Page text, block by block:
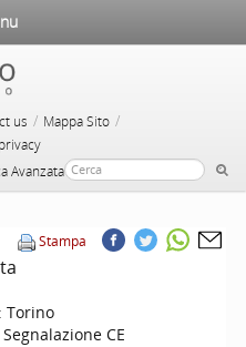
us / Mappa Sito /
Avanzata
Stampa
Torino
Segnalazione CE